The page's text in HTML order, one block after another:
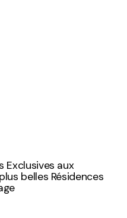
Exclusives aux
belles Résidences